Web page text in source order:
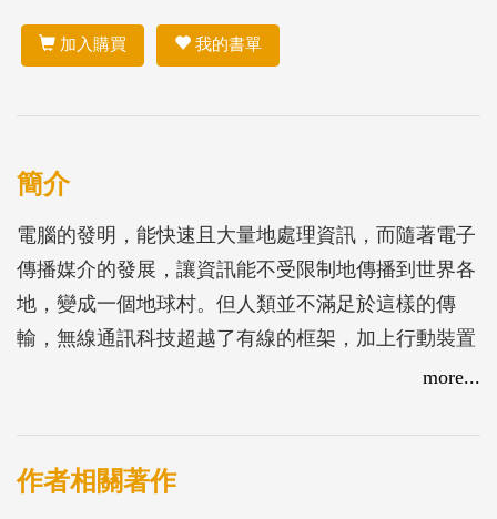
加入購買 我的書單
簡介
電腦的發明，能快速且大量地處理資訊，而隨著電子
傳播媒介的發展，讓資訊能不受限制地傳播到世界各
地，變成一個地球村。但人類並不滿足於這樣的傳
輸，無線通訊科技超越了有線的框架，加上行動裝置
的日新月異，人們可以隨時隨地透過具連網能力的設
應運而生。「物聯網」已成為下一個資通訊發展的重
點，也宣告人類的溝通方式將進入另一個新的境界。
more...
作者相關著作